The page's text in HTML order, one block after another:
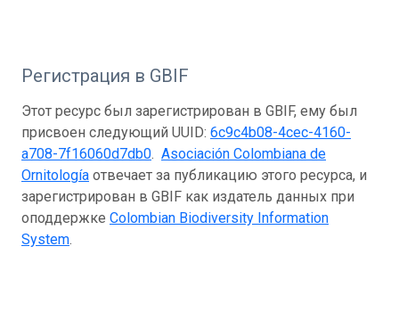
Регистрация в GBIF
Этот ресурс был зарегистрирован в GBIF, ему был
присвоен следующий UUID: 6c9c4b08-4cec-4160-
a708-7f16060d7db0. Asociación Colombiana de
Ornitología отвечает за публикацию этого ресурса, и
зарегистрирован в GBIF как издатель данных при
оподдержке Colombian Biodiversity Information
System.